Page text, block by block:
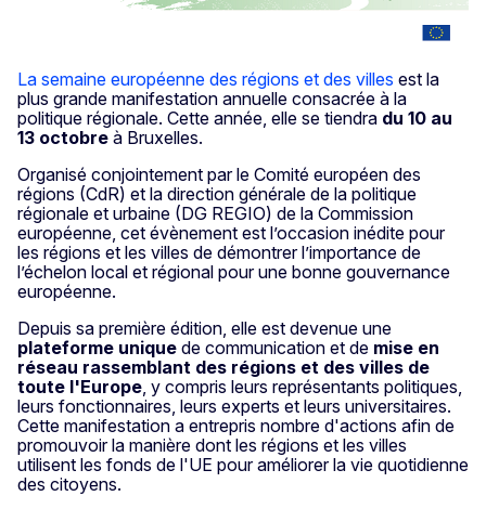
La semaine européenne des régions et des villes est la
plus grande manifestation annuelle consacrée à la
politique régionale. Cette année, elle se tiendra du 10 au
13 octobre à Bruxelles.
Organisé conjointement par le Comité européen des
régions (CdR) et la direction générale de la politique
régionale et urbaine (DG REGIO) de la Commission
européenne, cet évènement est l’occasion inédite pour
les régions et les villes de démontrer l’importance de
l’échelon local et régional pour une bonne gouvernance
européenne.
Depuis sa première édition, elle est devenue une
plateforme unique de communication et de mise en
réseau rassemblant des régions et des villes de
toute l'Europe, y compris leurs représentants politiques,
leurs fonctionnaires, leurs experts et leurs universitaires.
Cette manifestation a entrepris nombre d'actions afin de
promouvoir la manière dont les régions et les villes
utilisent les fonds de l'UE pour améliorer la vie quotidienne
des citoyens.